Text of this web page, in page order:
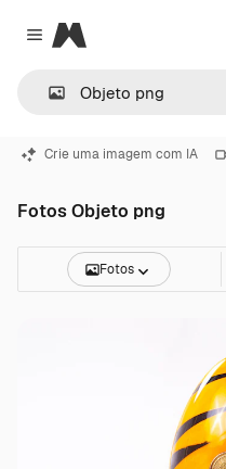
Close menu
Magnific
Crie uma imagem com IA
Fotos Objeto png
Fotos